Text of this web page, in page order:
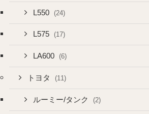
L550 (24)
L575 (17)
LA600 (6)
トヨタ (11)
ルーミー/タンク (2)